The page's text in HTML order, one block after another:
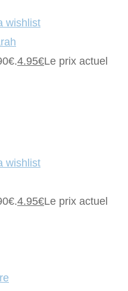
wishlist
4.95€Le prix actuel
wishlist
4.95€Le prix actuel